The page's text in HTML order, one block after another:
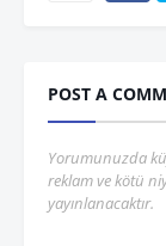
POST A
Yorumunuzda
reklam ve kötü
yayınlanacaktır.